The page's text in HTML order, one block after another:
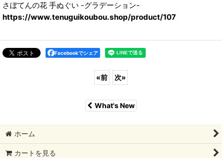
さぼてんの花 手ぬぐい -グラデーション-
https://www.tenuguikoubou.shop/product/107
Facebookでシェア
«前 次»
What's New
ホーム
カートを見る